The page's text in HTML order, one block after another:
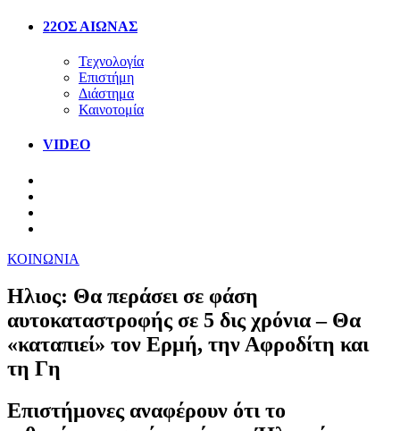
22ΟΣ ΑΙΩΝΑΣ
Τεχνολογία
Επιστήμη
Διάστημα
Καινοτομία
VIDEO
ΚΟΙΝΩΝΙΑ
Ηλιος: Θα περάσει σε φάση
αυτοκαταστροφής σε 5 δις χρόνια – Θα
«καταπιεί» τον Ερμή, την Αφροδίτη και
τη Γη
Επιστήμονες αναφέρουν ότι το